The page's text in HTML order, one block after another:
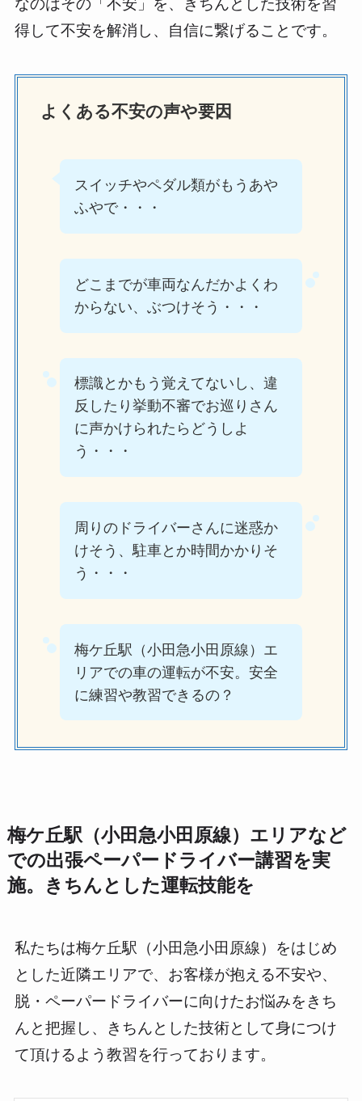
なのはその「不安」を、きちんとした技術を習
得して不安を解消し、自信に繋げることです。
よくある不安の声や要因
スイッチやペダル類がもうあや
ふやで・・・
どこまでが車両なんだかよくわ
からない、ぶつけそう・・・
標識とかもう覚えてないし、違
反したり挙動不審でお巡りさん
に声かけられたらどうしよ
う・・・
周りのドライバーさんに迷惑か
けそう、駐車とか時間かかりそ
う・・・
梅ケ丘駅（小田急小田原線）エ
リアでの車の運転が不安。安全
に練習や教習できるの？
梅ケ丘駅（小田急小田原線）エリアなど
での出張ペーパードライバー講習を実
施。きちんとした運転技能を
私たちは梅ケ丘駅（小田急小田原線）をはじめ
とした近隣エリアで、お客様が抱える不安や、
脱・ペーパードライバーに向けたお悩みをきち
んと把握し、きちんとした技術として身につけ
て頂けるよう教習を行っております。